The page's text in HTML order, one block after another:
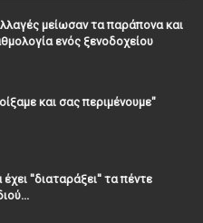
μείωσαν τα παράπονα και
ενός ξενοδοχείου
και σας περιμένουμε"
''διαταράξει'' τα πέντε